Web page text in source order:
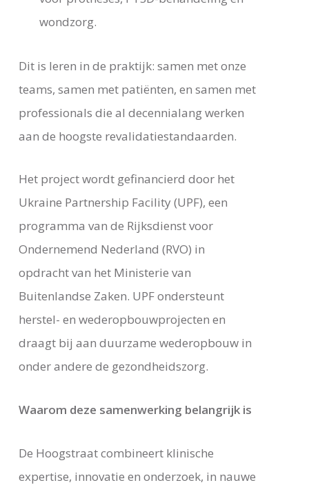
wondzorg.
Dit is leren in de praktijk: samen met onze
teams, samen met patiënten, en samen met
professionals die al decennialang werken
aan de hoogste revalidatiestandaarden.
Het project wordt gefinancierd door het
Ukraine Partnership Facility (UPF), een
programma van de Rijksdienst voor
Ondernemend Nederland (RVO) in
opdracht van het Ministerie van
Buitenlandse Zaken. UPF ondersteunt
herstel- en wederopbouwprojecten en
draagt bij aan duurzame wederopbouw in
onder andere de gezondheidszorg.
Waarom deze samenwerking belangrijk is
De Hoogstraat combineert klinische
expertise, innovatie en onderzoek, in nauwe